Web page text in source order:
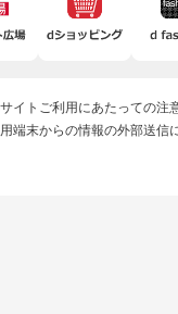
サイトご利用にあたっての注
端末からの情報の外部送信